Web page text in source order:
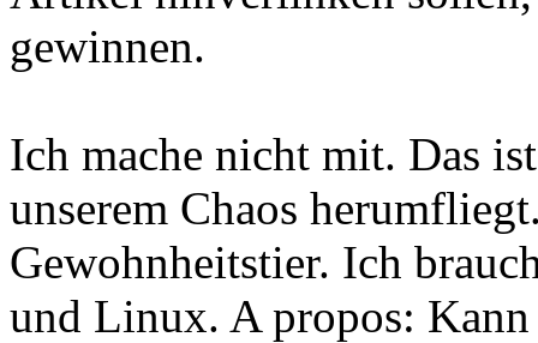
gewinnen.
Ich mache nicht mit. Das
unserem Chaos
Gewohnheitstier. Ich
und Linux. A propos: